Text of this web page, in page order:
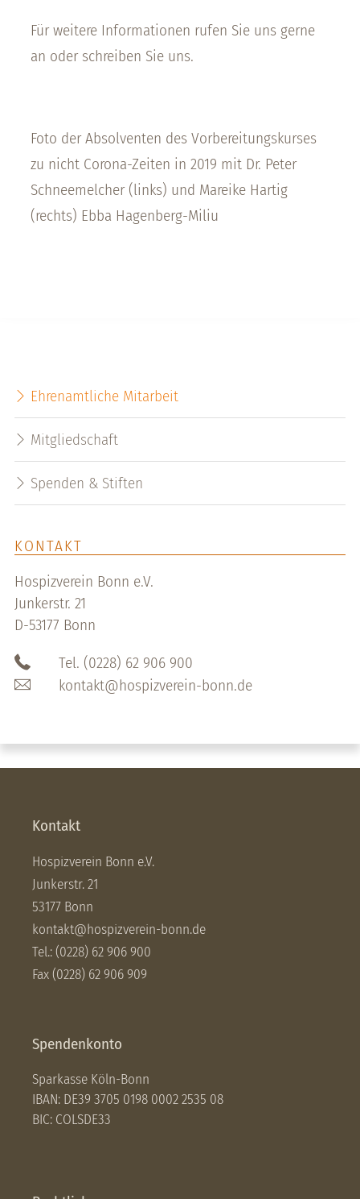
Für weitere Informationen rufen Sie uns gerne
an oder schreiben Sie uns.
Foto der Absolventen des Vorbereitungskurses
zu nicht Corona-Zeiten in 2019 mit Dr. Peter
Schneemelcher (links) und Mareike Hartig
(rechts) Ebba Hagenberg-Miliu
Ehrenamtliche Mitarbeit
Mitgliedschaft
Spenden & Stiften
KONTAKT
Hospizverein Bonn e.V.
Junkerstr. 21
D-53177 Bonn
Tel. (0228) 62 906 900
kontakt@hospizverein-bonn.de
Kontakt
Hospizverein Bonn e.V.
Junkerstr. 21
53177 Bonn
kontakt@hospizverein-bonn.de
Tel.: (0228) 62 906 900
Fax (0228) 62 906 909
Spendenkonto
Sparkasse Köln-Bonn
IBAN: DE39 3705 0198 0002 2535 08
BIC: COLSDE33